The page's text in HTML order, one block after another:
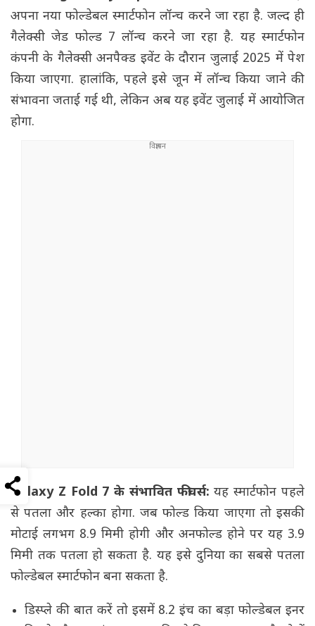
अपना नया फोल्डेबल स्मार्टफोन लॉन्च करने जा रहा है. जल्द ही
गैलेक्सी जेड फोल्ड 7 लॉन्च करने जा रहा है. यह स्मार्टफोन
कंपनी के गैलेक्सी अनपैक्ड इवेंट के दौरान जुलाई 2025 में पेश
किया जाएगा. हालांकि, पहले इसे जून में लॉन्च किया जाने की
संभावना जताई गई थी, लेकिन अब यह इवेंट जुलाई में आयोजित
होगा.
Galaxy Z Fold 7 के संभावित फीचर्स:यह स्मार्टफोन पहले
से पतला और हल्का होगा. जब फोल्ड किया जाएगा तो इसकी
मोटाई लगभग 8.9 मिमी होगी और अनफोल्ड होने पर यह 3.9
मिमी तक पतला हो सकता है. यह इसे दुनिया का सबसे पतला
फोल्डेबल स्मार्टफोन बना सकता है.
डिस्प्ले की बात करें तो इसमें 8.2 इंच का बड़ा फोल्डेबल इनर